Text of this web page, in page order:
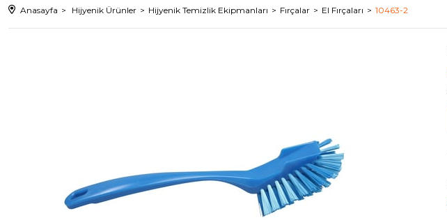
Anasayfa Hijyenik Ürünler Hijyenik Temizlik Ekipmanları Fırçalar El Fırçaları 10463-2